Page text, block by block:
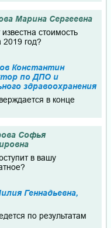
Марина Сергеевна
стоимость
год?
Константин
по ДПО и
здравоохранения
в конце
Софья
в вашу
Геннадьевна,
по результатам